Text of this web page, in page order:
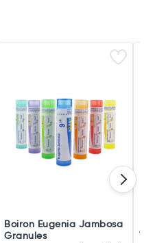
Boiron Eugenia Jambosa
Granules